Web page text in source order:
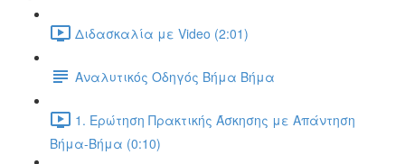
Διδασκαλία με Video (2:01)
Αναλυτικός Οδηγός Βήμα Βήμα
1. Ερώτηση Πρακτικής Άσκησης με Απάντηση
Βήμα-Βήμα (0:10)